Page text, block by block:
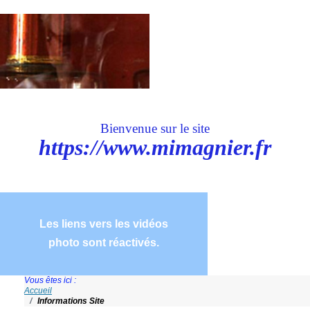
Bienvenue sur le site
https://www.mimagnier.fr
Les liens vers les vidéos
photo sont réactivés.
Vous êtes ici :
Accueil
Informations Site